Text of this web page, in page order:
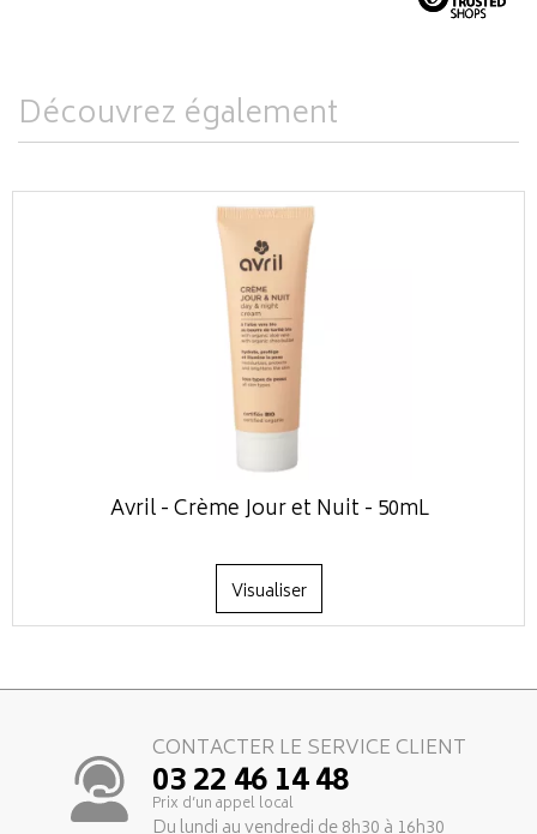
Découvrez également
Avril - Crème Jour et Nuit - 50mL
Visualiser
CONTACTER LE SERVICE CLIENT
03 22 46 14 48
Prix d’un appel local